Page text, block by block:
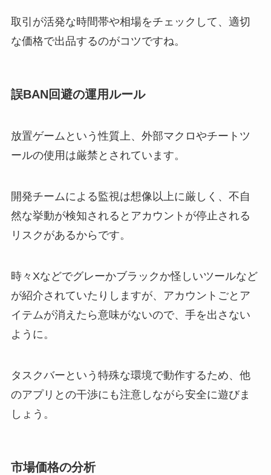
取引が活発な時間帯や相場をチェックして、適切
な価格で出品するのがコツですね。
誤BAN回避の運用ルール
放置ゲームという性質上、外部マクロやチートツ
ールの使用は厳禁とされています。
開発チームによる監視は想像以上に厳しく、不自
然な挙動が検知されるとアカウントが停止される
リスクがあるからです。
時々Xなどでグレーかブラックか怪しいツールなど
が紹介されていたりしますが、アカウントごとア
イテムが消えたら意味がないので、手を出さない
ように。
タスクバーという特殊な環境で動作するため、他
のアプリとの干渉にも注意しながら安全に遊びま
しょう。
市場価格の分析